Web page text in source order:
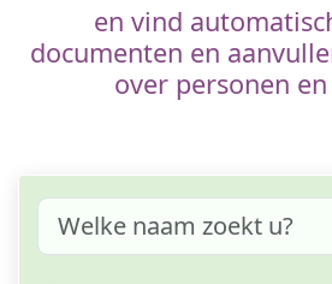
en vind
documenten en
over personen